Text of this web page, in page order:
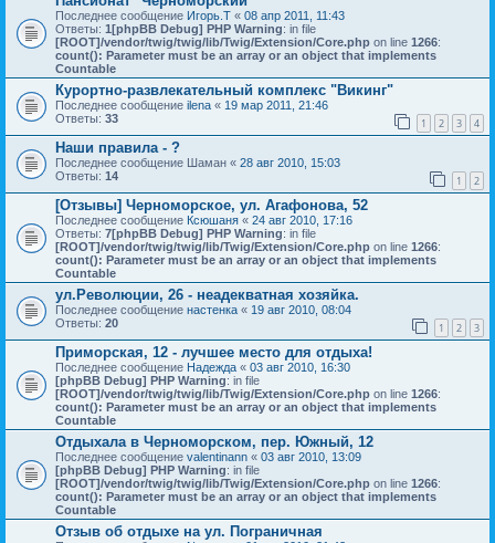
Последнее сообщение Игорь.Т « 08 апр 2011, 11:43
Ответы: 1[phpBB Debug] PHP Warning: in file
[ROOT]/vendor/twig/twig/lib/Twig/Extension/Core.php on line 1266:
count(): Parameter must be an array or an object that implements
Countable
Курортно-развлекательный комплекс "Викинг"
Последнее сообщение ilena « 19 мар 2011, 21:46
Ответы: 33 1 2 3 4
Наши правила - ?
Последнее сообщение Шаман « 28 авг 2010, 15:03
Ответы: 14 1 2
[Отзывы] Черноморское, ул. Агафонова, 52
Последнее сообщение Ксюшаня « 24 авг 2010, 17:16
Ответы: 7[phpBB Debug] PHP Warning: in file
[ROOT]/vendor/twig/twig/lib/Twig/Extension/Core.php on line 1266:
count(): Parameter must be an array or an object that implements
Countable
ул.Революции, 26 - неадекватная хозяйка.
Последнее сообщение настенка « 19 авг 2010, 08:04
Ответы: 20 1 2 3
Приморская, 12 - лучшее место для отдыха!
Последнее сообщение Надежда « 03 авг 2010, 16:30
[phpBB Debug] PHP Warning: in file
[ROOT]/vendor/twig/twig/lib/Twig/Extension/Core.php on line 1266:
count(): Parameter must be an array or an object that implements
Countable
Отдыхала в Черноморском, пер. Южный, 12
Последнее сообщение valentinann « 03 авг 2010, 13:09
[phpBB Debug] PHP Warning: in file
[ROOT]/vendor/twig/twig/lib/Twig/Extension/Core.php on line 1266:
count(): Parameter must be an array or an object that implements
Countable
Отзыв об отдыхе на ул. Пограничная